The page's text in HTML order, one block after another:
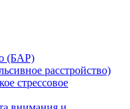
(БАР)
расстройство)
стрессовое